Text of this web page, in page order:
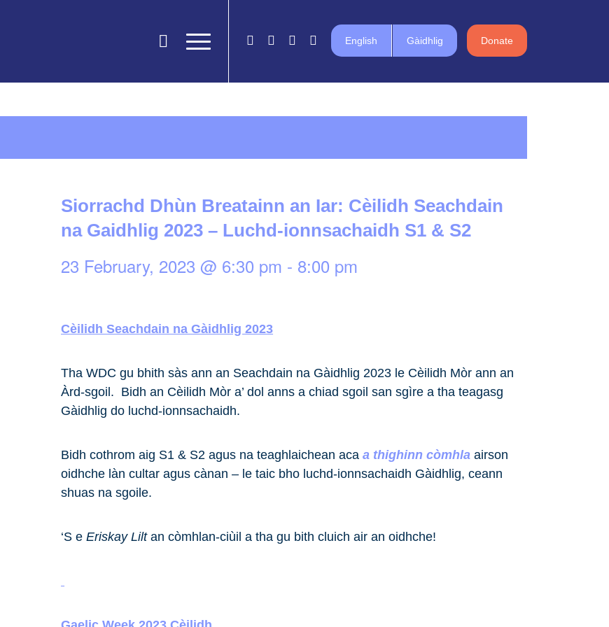
English Gàidhlig Donate
Siorrachd Dhùn Breatainn an Iar: Cèilidh Seachdain
na Gaidhlig 2023 – Luchd-ionnsachaidh S1 & S2
23 February, 2023 @ 6:30 pm - 8:00 pm
Cèilidh Seachdain na Gàidhlig 2023
Tha WDC gu bhith sàs ann an Seachdain na Gàidhlig 2023 le Cèilidh Mòr ann an
Àrd-sgoil. Bidh an Cèilidh Mòr a’ dol anns a chiad sgoil san sgìre a tha teagasg
Gàidhlig do luchd-ionnsachaidh.
Bidh cothrom aig S1 & S2 agus na teaghlaichean acaa thighinn còmhla airson
oidhche làn cultar agus cànan – le taic bho luchd-ionnsachaidh Gàidhlig, ceann
shuas na sgoile.
‘S eEriskay Liltan còmhlan-ciùil a tha gu bith cluich air an oidhche!